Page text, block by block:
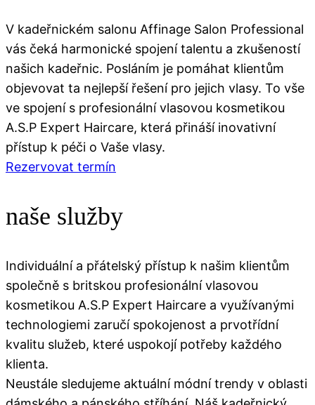
V kadeřnickém salonu Affinage Salon Professional
vás čeká harmonické spojení talentu a zkušeností
našich kadeřnic. Posláním je pomáhat klientům
objevovat ta nejlepší řešení pro jejich vlasy. To vše
ve spojení s profesionální vlasovou kosmetikou
A.S.P Expert Haircare, která přináší inovativní
přístup k péči o Vaše vlasy.
Rezervovat termín
naše služby
Individuální a přátelský přístup k našim klientům
společně s britskou profesionální vlasovou
kosmetikou A.S.P Expert Haircare a využívanými
technologiemi zaručí spokojenost a prvotřídní
kvalitu služeb, které uspokojí potřeby každého
klienta.
Neustále sledujeme aktuální módní trendy v oblasti